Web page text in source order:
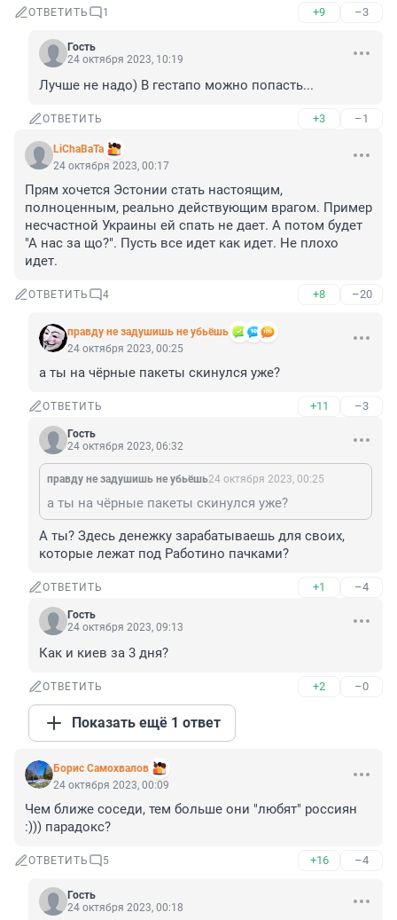
ОТВЕТИТЬ 1 +9 –3
Гость
24 октября 2023, 10:19
Лучше не надо) В гестапо можно попасть...
ОТВЕТИТЬ +3 –1
LiChaBaTa
24 октября 2023, 00:17
Прям хочется Эстонии стать настоящим,
полноценным, реально действующим врагом. Пример
несчастной Украины ей спать не дает. А потом будет
"А нас за що?". Пусть все идет как идет. Не плохо
идет.
ОТВЕТИТЬ 4 +8 –20
правду не задушишь не убьёшь
24 октября 2023, 00:25
а ты на чёрные пакеты скинулся уже?
ОТВЕТИТЬ +11 –3
Гость
24 октября 2023, 06:32
правду не задушишь не убьёшь24 октября 2023, 00:25
а ты на чёрные пакеты скинулся уже?
А ты? Здесь денежку зарабатываешь для своих,
которые лежат под Работино пачками?
ОТВЕТИТЬ +1 –4
Гость
24 октября 2023, 09:13
Как и киев за 3 дня?
ОТВЕТИТЬ +2 –0
Показать ещё 1 ответ
Борис Самохвалов
24 октября 2023, 00:09
Чем ближе соседи, тем больше они "любят" россиян
:))) парадокс?
ОТВЕТИТЬ 5 +16 –4
Гость
24 октября 2023, 00:18